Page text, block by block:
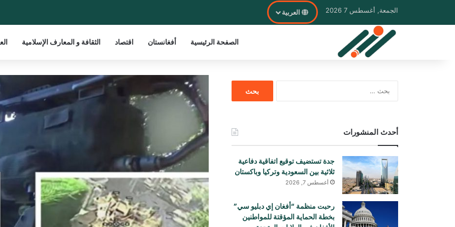
الجمعة, أغسطس 7 2026 العربية
الصفحة الرئيسية أفغانستان اقتصاد الثقافة و المعارف الإسلامية
أحدث المنشورات
جدة تستضيف توقيع اتفاقية دفاعية
ثلاثية بين السعودية وتركيا وباكستان
أغسطس 7, 2026
رحبت منظمة “أفغان إي دبليو سي”
بخطة الحماية المؤقتة للمواطنين